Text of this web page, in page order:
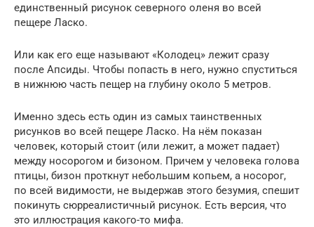
единственный рисунок северного оленя во всей
пещере Ласко.
Или как его еще называют «Колодец» лежит сразу
после Апсиды. Чтобы попасть в него, нужно спуститься
в нижнюю часть пещер на глубину около 5 метров.
Именно здесь есть один из самых таинственных
рисунков во всей пещере Ласко. На нём показан
человек, который стоит (или лежит, а может падает)
между носорогом и бизоном. Причем у человека голова
птицы, бизон проткнут небольшим копьем, а носорог,
по всей видимости, не выдержав этого безумия, спешит
покинуть сюрреалистичный рисунок. Есть версия, что
это иллюстрация какого-то мифа.